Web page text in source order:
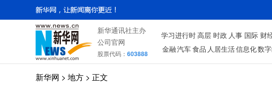
新华通讯社主办
公司官网
股票代码： 603888
学习进行时 高层 时政 人事 国际 财
金融 汽车 食品 人居生活信息化数
新华网 > 地方 > 正文